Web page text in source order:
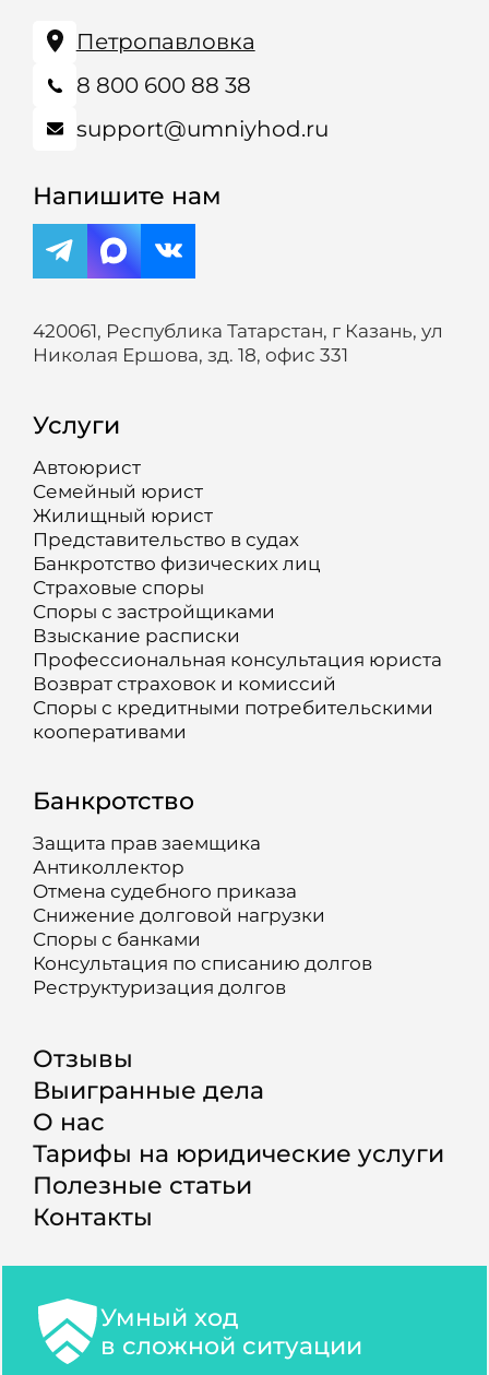
Петропавловка
8 800 600 88 38
support@umniyhod.ru
Напишите нам
420061, Республика Татарстан, г Казань, ул
Николая Ершова, зд. 18, офис 331
Услуги
Автоюрист
Семейный юрист
Жилищный юрист
Представительство в судах
Банкротство физических лиц
Страховые споры
Споры с застройщиками
Взыскание расписки
Профессиональная консультация юриста
Возврат страховок и комиссий
Споры с кредитными потребительскими
кооперативами
Банкротство
Защита прав заемщика
Антиколлектор
Отмена судебного приказа
Снижение долговой нагрузки
Споры с банками
Консультация по списанию долгов
Реструктуризация долгов
Отзывы
Выигранные дела
О нас
Тарифы на юридические услуги
Полезные статьи
Контакты
Умный ход
в сложной ситуации